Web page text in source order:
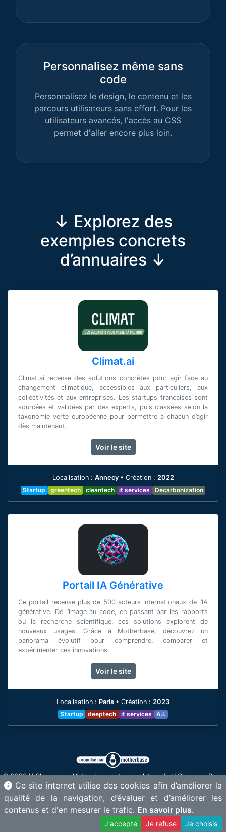
Personnalisez même sans
code
Personnalisez le design, le contenu et les
parcours utilisateurs sans effort. Pour les
utilisateurs avancés, l'accès au CSS
permet d'aller encore plus loin.
↓ Explorez des
exemples concrets
d’annuaires ↓
Climat.ai
Climat.ai recense des solutions concrètes pour agir face au
changement climatique, accessibles aux particuliers, aux
collectivités et aux entreprises. Les startups françaises sont
sourcées et validées par des experts, puis classées selon la
taxonomie verte européenne pour permettre à chacun d’agir
dès maintenant.
Voir le site
Localisation : Annecy • Création : 2022
Startup
greentech cleantech it services Decarbonization
Portail IA Générative
Ce portail recense plus de 500 acteurs internationaux de l’IA
générative. De l’image au code, en passant par les rapports
ou la recherche scientifique, ces solutions explorent de
nouveaux usages. Grâce à Motherbase, découvrez un
panorama évolutif pour comprendre, comparer et
expérimenter ces innovations.
Voir le site
Localisation : Paris • Création : 2023
Startup
deeptech it services A.I.
© 2026 U Change • Motherbase est une solution de U Change • Paris
& Annecy - France •contact@motherbase.ai
Proud member of • •
Mentions légales–Gérer les cookies
Ce site internet utilise des cookies afin d’améliorer la
qualité de la navigation, d’évaluer et d’améliorer les
contenus et d'en mesurer le trafic. En savoir plus.
J'accepte Je refuse Je choisis